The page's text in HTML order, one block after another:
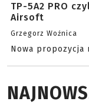
TP-5A2 PRO
Airsoft
Grzegorz Woźnica
Nowa propozycja